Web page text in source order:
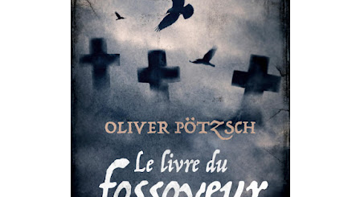
que Thomas connaissait et appréciait Olivier. Marlowe découvre une ville qu’il
ne connaissait pas, habitée par la méfiance, la peur et le rigorisme de la Ligue,
une ville pleine de mystères et de vieilles rancœurs. La Dame d...